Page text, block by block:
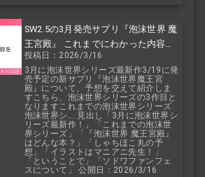
SW2.5の3月発売サプリ『泡沫世界 魔
王宮殿』 これまでにわかった内容を
予想を交えて紹介
投稿日：2026/3/16
3月に泡沫世界シリーズ最新作3/19に発
売予定の新サプリ『泡沫世界魔王宮
殿』について、予想を交えて紹介しま
すこちら、泡沫世界シリーズの3作目と
なりますこれまでの泡沫世界シリーズ
泡沫世界シ... 見出し「3月に泡沫世界シ
リーズ最新作！」「これまでの泡沫世
界シリーズ」「『泡沫世界 魔王宮殿』
はどんな本？」「しゃちほこ丸の予
想」「イラストはマニアニ先生！」
「ということで」「ソドワファンフェ
スについて」 公開日：2026/3/16